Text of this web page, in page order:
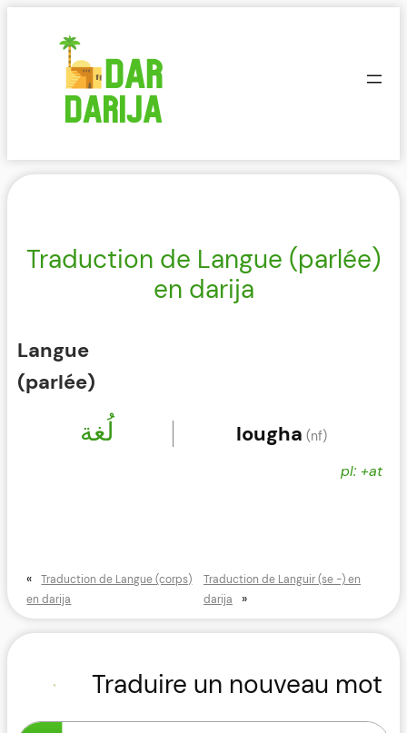
Traduction de Langue (parlée)
en darija
Langue
(parlée)
لُغة lougha (nf)
pl: +at
«
Traduction de Langue (corps)
en darija
Traduction de Languir (se -) en
darija
»
Traduire un nouveau mot